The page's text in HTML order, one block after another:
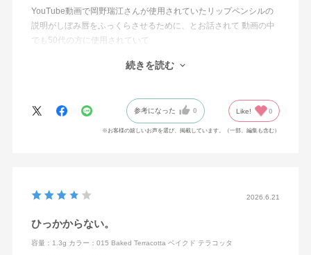
YouTube動画で岡野瑞江さんが使用されていたリップペンシルの
説明がしぼみ唇をふっくらさせるために、とお話されて 動画の中
でも50代の方に使用されていて
続きを読む
参考になった 0 Like! 0
※お客様の嬉しいお声を選び、掲載しています。（一部、編集も含む）
2026.6.21
ひっかからない。
容量：1.3g カラー：015 Baked Terracotta ベイクド テラコッタ